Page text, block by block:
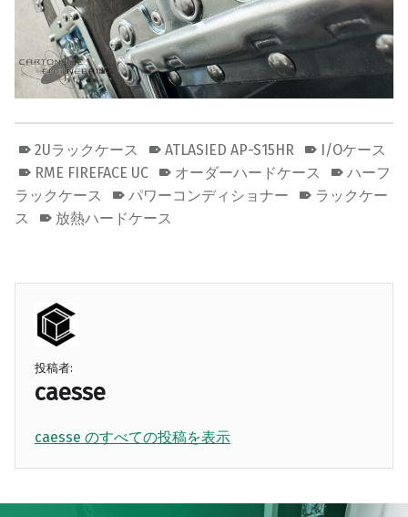
2Uラックケース ATLASIED AP-S15HR
I/Oケース
RME FIREFACE UC
オーダーハードケース
ハーフ
ラックケース
パワーコンディショナー
ラックケー
ス
放熱ハードケース
投稿者:
caesse
caesse のすべての投稿を表示
Skip back to main navigation
Post navigation